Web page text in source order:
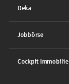
Deka
Jobbörse
Cockpit Immobilie